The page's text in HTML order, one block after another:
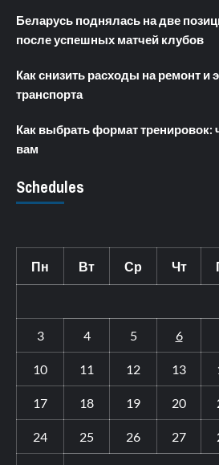
Беларусь поднялась на две
после успешных матчей клубов
Как снизить расходы на ремонт и
транспорта
Как выбрать формат тренировок:
вам
Schedules
Пн Вт Ср Чт
3 4 5 6
10 11 12 13
17 18 19 20
24 25 26 27